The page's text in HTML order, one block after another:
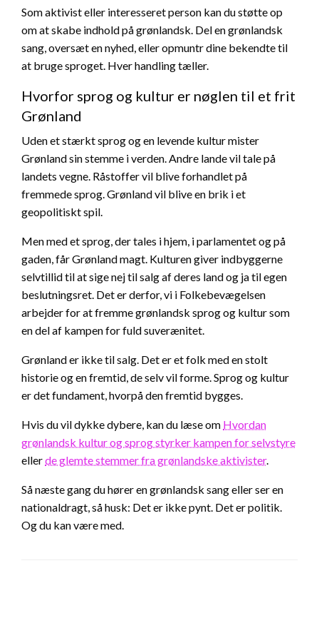
Som aktivist eller interesseret person kan du støtte op
om at skabe indhold på grønlandsk. Del en grønlandsk
sang, oversæt en nyhed, eller opmuntr dine bekendte til
at bruge sproget. Hver handling tæller.
Hvorfor sprog og kultur er nøglen til et frit
Grønland
Uden et stærkt sprog og en levende kultur mister
Grønland sin stemme i verden. Andre lande vil tale på
landets vegne. Råstoffer vil blive forhandlet på
fremmede sprog. Grønland vil blive en brik i et
geopolitiskt spil.
Men med et sprog, der tales i hjem, i parlamentet og på
gaden, får Grønland magt. Kulturen giver indbyggerne
selvtillid til at sige nej til salg af deres land og ja til egen
beslutningsret. Det er derfor, vi i Folkebevægelsen
arbejder for at fremme grønlandsk sprog og kultur som
en del af kampen for fuld suverænitet.
Grønland er ikke til salg. Det er et folk med en stolt
historie og en fremtid, de selv vil forme. Sprog og kultur
er det fundament, hvorpå den fremtid bygges.
Hvis du vil dykke dybere, kan du læse om Hvordan
grønlandsk kultur og sprog styrker kampen for selvstyre
ellerde glemte stemmer fra grønlandske aktivister.
Så næste gang du hører en grønlandsk sang eller ser en
nationaldragt, så husk: Det er ikke pynt. Det er politik.
Og du kan være med.